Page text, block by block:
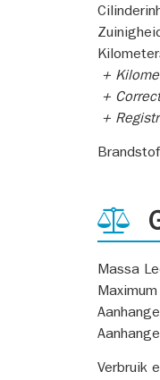
+
+
+
Brandstof
Massa
Verbruik